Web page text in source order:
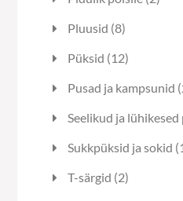
Pluusid 88
Püksid 1212
Pusad ja kampsunid
Seelikud ja lühikesed
Sukkpüksid ja sokid
T-särgid 22